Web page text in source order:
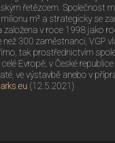
řetězcem. Společnost
m² a strategicky se
v roce 1998 jako
než 300 zaměstnanci, VGP
tak prostřednictvím
Evropě; v České
ve výstavbě anebo v
(12.5.2021)